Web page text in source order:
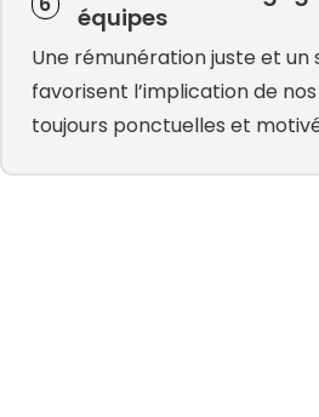
équipes
Une rémunération juste et un
favorisent l’implication de
toujours ponctuelles et